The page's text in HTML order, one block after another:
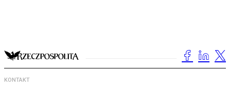
KONTAKT